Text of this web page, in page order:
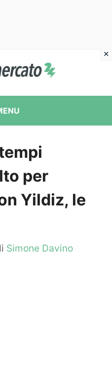
per
Yildiz, le
Simone Davino